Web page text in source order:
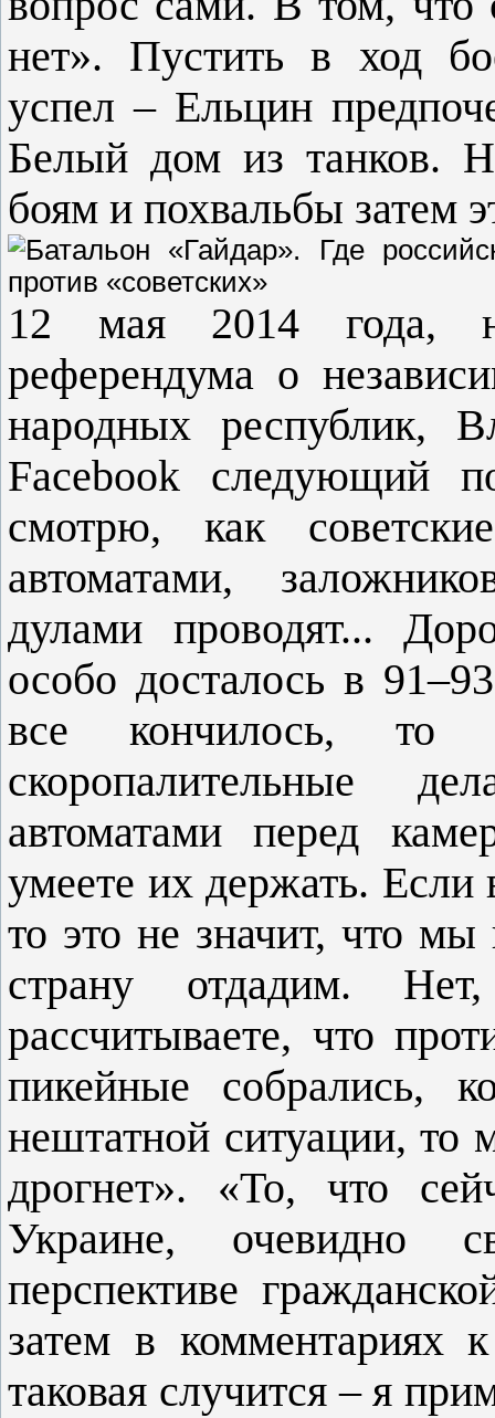
нет». Пустить в ход
успел – Ельцин
Белый дом из танков.
боям и похвальбы затем
12 мая 2014 года,
референдума о
народных республик,
Facebook следующий
смотрю, как
автоматами,
дулами проводят...
особо досталось в
все кончилось,
скоропалительные
автоматами перед
умеете их держать. Если
то это не значит, что
страну отдадим.
рассчитываете, что
пикейные собрались,
нештатной ситуации, то
дрогнет». «То, что
Украине, очевидно
перспективе
затем в комментариях
таковая случится – я